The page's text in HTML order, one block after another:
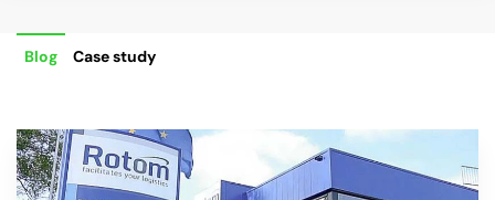
Blog Case study